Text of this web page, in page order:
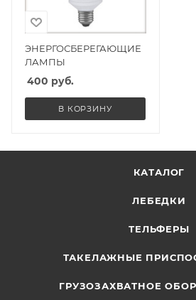
ЭНЕРГОСБЕРЕГАЮЩИЕ
ЛАМПЫ
400 руб.
В КОРЗИНУ
КАТАЛОГ
ЛЕБЕДКИ
ТЕЛЬФЕРЫ
ТАКЕЛАЖНЫЕ
ГРУЗОЗАХВАТНОЕ